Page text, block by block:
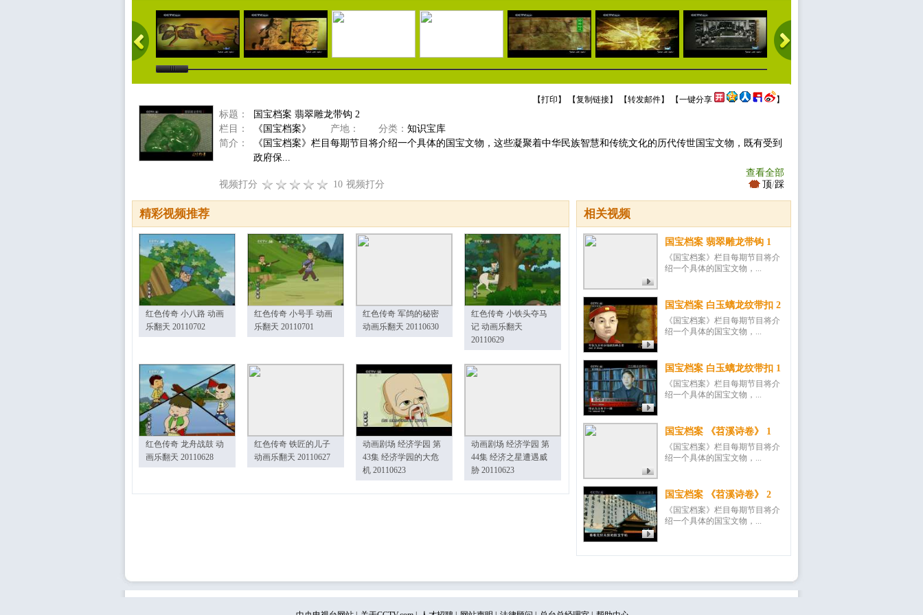
【打印 】 【复制链接】 【转发邮件】 【一键分享 】
标题：
国宝档案 翡翠雕龙带钩 2
栏目：
《国宝档案》 产地： 分类： 知识宝库
简介：
《国宝档案》栏目每期节目将介绍一个具体的国宝文物，这些凝聚着中华民族智慧和传统文化的历代传世国宝文物，既有受到
政府保...
查看全部
视频打分
10 视频打分 顶/踩
相关视频
国宝档案 翡翠雕龙带钩 1
《国宝档案》栏目每期节目将介
绍一个具体的国宝文物，...
国宝档案 白玉螭龙纹带扣 2
《国宝档案》栏目每期节目将介
绍一个具体的国宝文物，...
国宝档案 白玉螭龙纹带扣 1
《国宝档案》栏目每期节目将介
绍一个具体的国宝文物，...
国宝档案 《苕溪诗卷》 1
《国宝档案》栏目每期节目将介
绍一个具体的国宝文物，...
国宝档案 《苕溪诗卷》 2
《国宝档案》栏目每期节目将介
绍一个具体的国宝文物，...
精彩视频推荐
红色传奇 小八路 动画
乐翻天 20110702
红色传奇 小号手 动画
乐翻天 20110701
红色传奇 军鸽的秘密
动画乐翻天 20110630
红色传奇 小铁头夺马
记 动画乐翻天
20110629
红色传奇 龙舟战鼓 动
画乐翻天 20110628
红色传奇 铁匠的儿子
动画乐翻天 20110627
动画剧场 经济学园 第
43集 经济学园的大危
机 20110623
动画剧场 经济学园 第
44集 经济之星遭遇威
胁 20110623